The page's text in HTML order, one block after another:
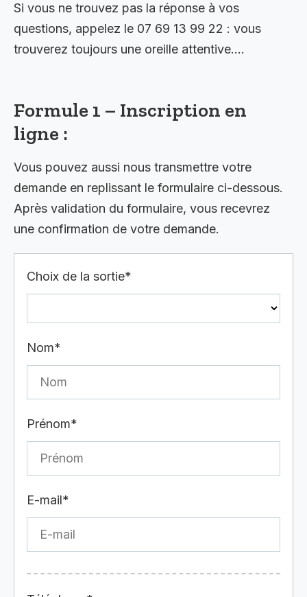
Si vous ne trouvez pas la réponse à vos
questions, appelez le 07 69 13 99 22 : vous
trouverez toujours une oreille attentive….
Formule 1 – Inscription en
ligne :
Vous pouvez aussi nous transmettre votre
demande en replissant le formulaire ci-dessous.
Après validation du formulaire, vous recevrez
une confirmation de votre demande.
Choix de la sortie*
Nom*
Prénom*
E-mail*